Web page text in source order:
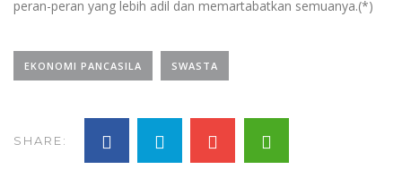
peran-peran yang lebih adil dan memartabatkan semuanya.(*)
EKONOMI PANCASILA SWASTA
SHARE: